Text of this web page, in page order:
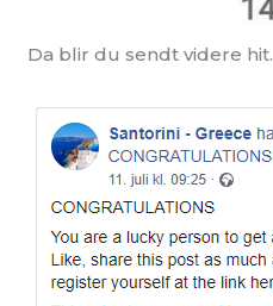
Da blir du sendt videre hit.